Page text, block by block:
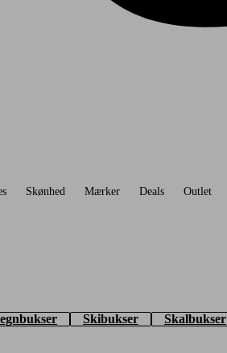
Skønhed Mærker Deals Outlet
Skibukser Skalbukser